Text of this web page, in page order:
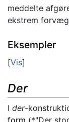
meddelte
ekstrem
Eksempler
Vis
Der
I der-